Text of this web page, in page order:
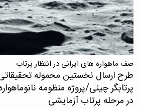
صف ماهواره های ایرانی در انتظار پرتاب
طرح ارسال نخستین محموله تحقیقاتی
پرتابگر چینی/پروژه منظومه
در مرحله پرتاب آزمایشی